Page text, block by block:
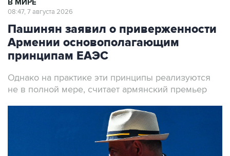
В МИРЕ
08:47, 7 августа 2026
Пашинян заявил о приверженности
Армении основополагающим
принципам ЕАЭС
Однако на практике эти принципы реализуются
не в полной мере, считает армянский премьер